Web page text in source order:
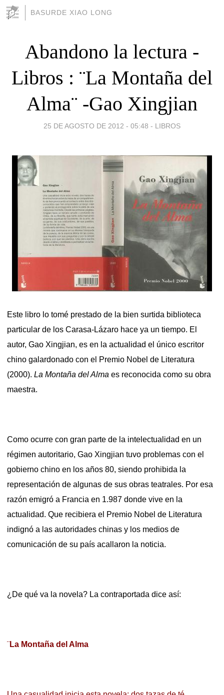
BASURDE XIAO LONG
Abandono la lectura -
Libros : ¨La Montaña del
Alma¨ -Gao Xingjian
25 DE AGOSTO DE 2012 - 05:48 - LIBROS
Este libro lo tomé prestado de la bien surtida biblioteca
particular de los Carasa-Lázaro hace ya un tiempo. El
autor, Gao Xingjian, es en la actualidad el único escritor
chino galardonado con el Premio Nobel de Literatura
(2000). La Montaña del Alma es reconocida como su obra
maestra.
Como ocurre con gran parte de la intelectualidad en un
régimen autoritario, Gao Xingjian tuvo problemas con el
gobierno chino en los años 80, siendo prohibida la
representación de algunas de sus obras teatrales. Por esa
razón emigró a Francia en 1.987 donde vive en la
actualidad. Que recibiera el Premio Nobel de Literatura
indignó a las autoridades chinas y los medios de
comunicación de su país acallaron la noticia.
¿De qué va la novela? La contraportada dice así:
¨La Montaña del Alma